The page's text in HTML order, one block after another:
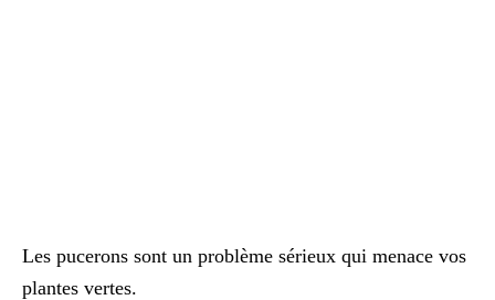
Les pucerons sont un problème sérieux qui menace vos
plantes vertes.